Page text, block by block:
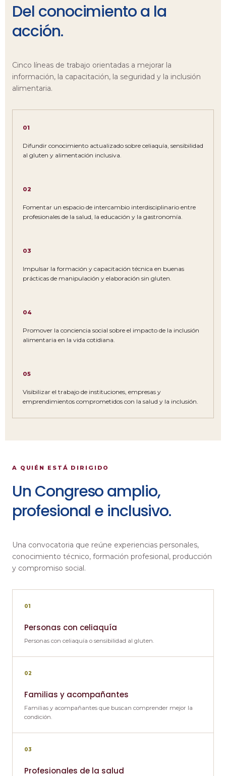
Del conocimiento a la
acción.
Cinco líneas de trabajo orientadas a mejorar la
información, la capacitación, la seguridad y la inclusión
alimentaria.
01
Difundir conocimiento actualizado sobre celiaquía, sensibilidad
al gluten y alimentación inclusiva.
02
Fomentar un espacio de intercambio interdisciplinario entre
profesionales de la salud, la educación y la gastronomía.
03
Impulsar la formación y capacitación técnica en buenas
prácticas de manipulación y elaboración sin gluten.
04
Promover la conciencia social sobre el impacto de la inclusión
alimentaria en la vida cotidiana.
05
Visibilizar el trabajo de instituciones, empresas y
emprendimientos comprometidos con la salud y la inclusión.
A QUIÉN ESTÁ DIRIGIDO
Un Congreso amplio,
profesional e inclusivo.
Una convocatoria que reúne experiencias personales,
conocimiento técnico, formación profesional, producción
y compromiso social.
01
Personas con celiaquía
Personas con celiaquía o sensibilidad al gluten.
02
Familias y acompañantes
Familias y acompañantes que buscan comprender mejor la
condición.
03
Profesionales de la salud